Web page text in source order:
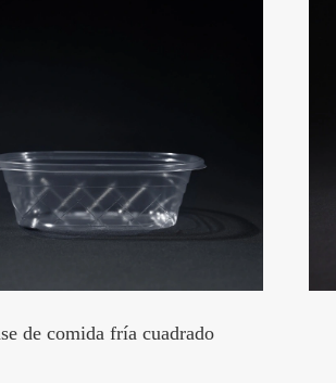
PLA de 95 mm y 16 oz